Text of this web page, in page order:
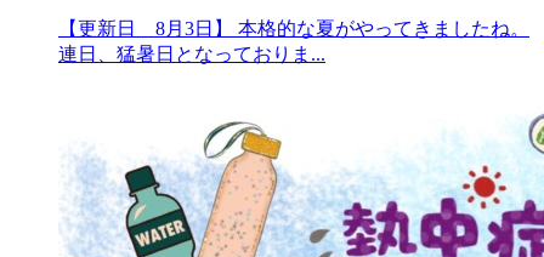
【更新日 8月3日】 本格的な夏がやってきましたね。
連日、猛暑日となっておりま...